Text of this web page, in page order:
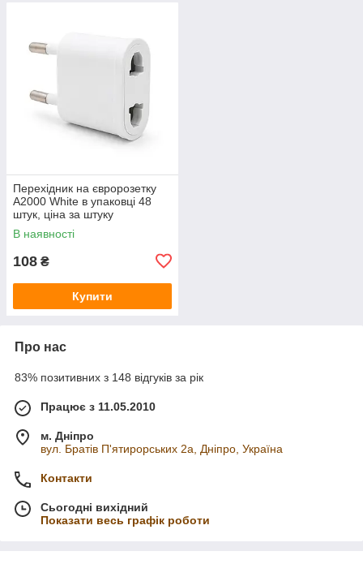
Перехідник на євророзетку
A2000 White в упаковці 48
штук, ціна за штуку
В наявності
108 ₴
Купити
Про нас
83% позитивних з 148 відгуків за рік
Працює з 11.05.2010
м. Дніпро
вул. Братів П'ятирорських 2а, Дніпро, Україна
Контакти
Сьогодні вихідний
Показати весь графік роботи